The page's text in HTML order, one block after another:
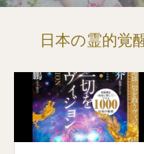
日本の霊的覚